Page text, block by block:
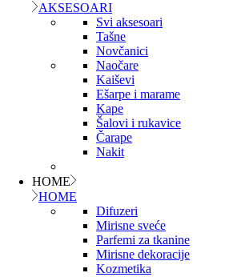
AKSESOARI
Svi aksesoari
Tašne
Novčanici
Naočare
Kaiševi
Ešarpe i marame
Kape
Šalovi i rukavice
Čarape
Nakit
HOME
HOME
Difuzeri
Mirisne sveće
Parfemi za tkanine
Mirisne dekoracije
Kozmetika